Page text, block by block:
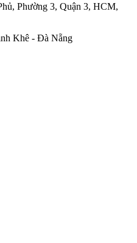
Phường 3, Quận 3, HCM,
Khê - Đà Nẵng